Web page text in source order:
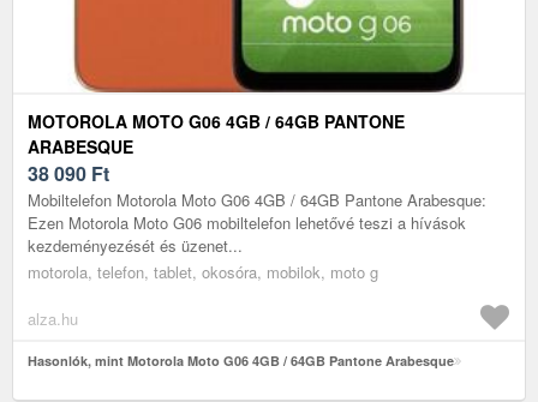
MOTOROLA MOTO G06 4GB / 64GB PANTONE
ARABESQUE
38 090 Ft
Mobiltelefon Motorola Moto G06 4GB / 64GB Pantone Arabesque:
Ezen Motorola Moto G06 mobiltelefon lehetővé teszi a hívások
kezdeményezését és üzenet...
motorola, telefon, tablet, okosóra, mobilok, moto g
alza.hu
Hasonlók, mint Motorola Moto G06 4GB / 64GB Pantone Arabesque